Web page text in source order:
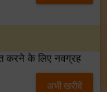
करने के लिए नवग्रह
अभी खरीदें